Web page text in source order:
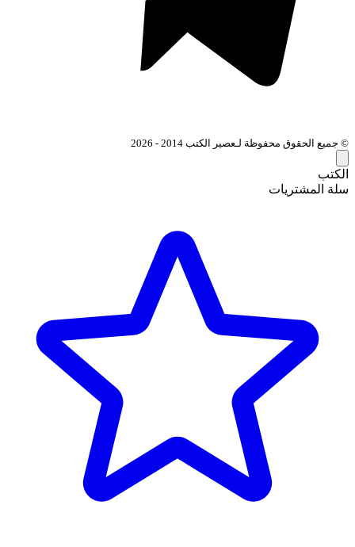
© جميع الحقوق محفوظة لـعصير الكتب 2014 - 2026
الكتب
سلة المشتريات